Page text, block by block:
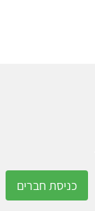
כניסת חברים